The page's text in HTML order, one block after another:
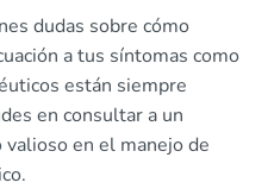
dudas sobre cómo
a tus síntomas como
están siempre
en consultar a un
en el manejo de